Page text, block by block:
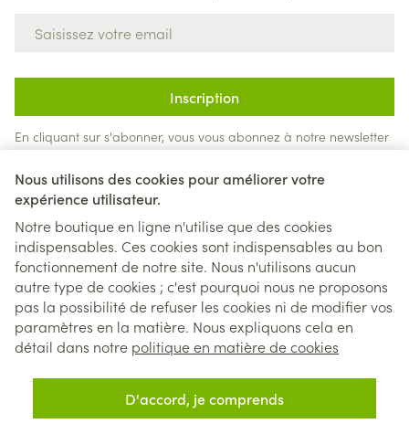
Nous utilisons des cookies pour améliorer votre
expérience utilisateur.
Notre boutique en ligne n'utilise que des cookies
indispensables. Ces cookies sont indispensables au bon
fonctionnement de notre site. Nous n'utilisons aucun
autre type de cookies ; c'est pourquoi nous ne proposons
pas la possibilité de refuser les cookies ni de modifier vos
paramètres en la matière. Nous expliquons cela en
détail dans notre politique en matière de cookies
D'accord, je comprends
Inscription
En cliquant sur s'abonner, vous vous abonnez à notre newsletter
et acceptez notrepolitique de confidentialité.
Liens légaux